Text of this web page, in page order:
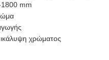
mm
χρώματος